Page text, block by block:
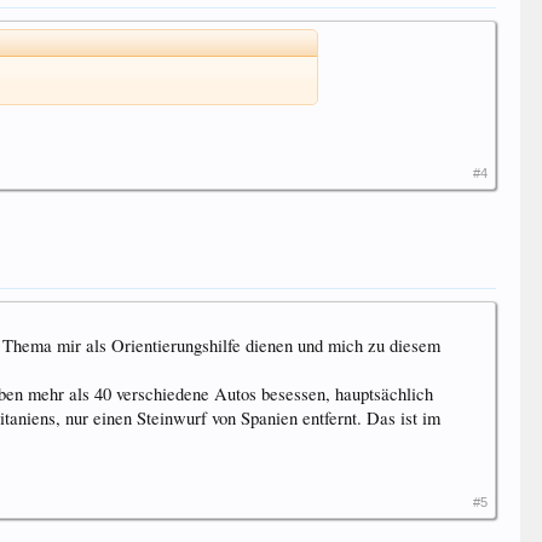
#4
mir als Orientierungshilfe dienen und mich zu diesem
mehr als 40 verschiedene Autos besessen, hauptsächlich
nur einen Steinwurf von Spanien entfernt. Das ist im
#5